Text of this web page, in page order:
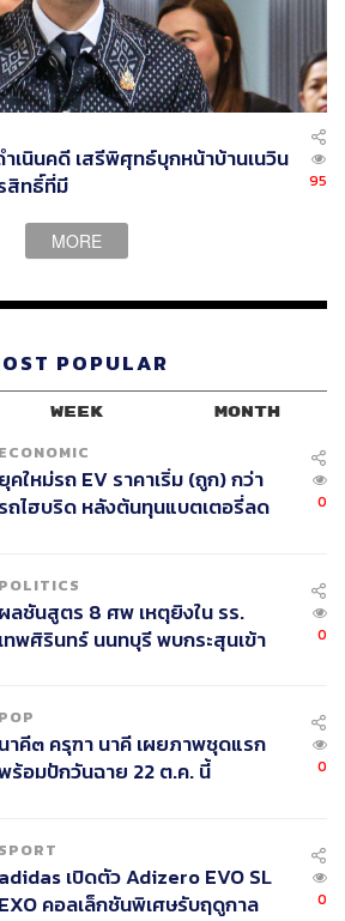
เนินคดี เสรีพิศุทธ์บุกหน้าบ้านเนวิน
สิทธิ์ที่มี
95
MORE
POPULAR
WEEK MONTH
ECONOMIC
ยุคใหม่รถ EV ราคาเริ่ม (ถูก) กว่า
รถไฮบริด หลังต้นทุนแบตเตอรี่ลด
0
POLITICS
ผลชันสูตร 8 ศพ เหตุยิงใน รร.
เทพศิรินทร์ นนทบุรี พบกระสุนเข้า
0
POP
นาคี๓ ครุฑา นาคี เผยภาพชุดแรก
ร้อมปักวันฉาย 22 ต.ค. นี้
0
SPORT
adidas เปิดตัว Adizero EVO SL
EXO คอลเล็กชันพิเศษรับฤดูกาล
0